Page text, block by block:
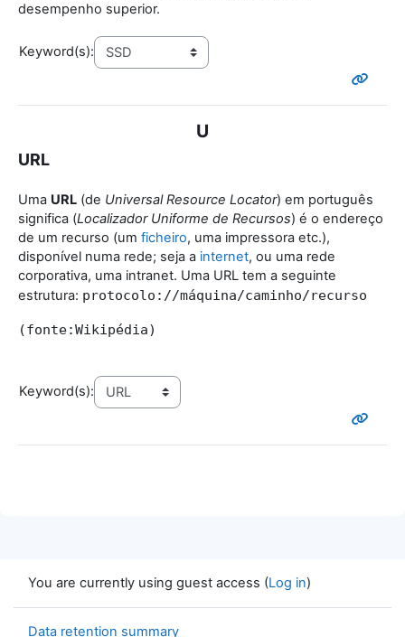
desempenho superior.
Keyword(s):
U
URL
Uma URL (de Universal Resource Locator) em português
significa (Localizador Uniforme de Recursos) é o endereço
de um recurso (um ficheiro, uma impressora etc.),
disponível numa rede; seja a internet, ou uma rede
corporativa, uma intranet. Uma URL tem a seguinte
estrutura: protocolo://máquina/caminho/recurso
(fonte:Wikipédia)
Keyword(s):
You are currently using guest access (Log in)
Data retention summary